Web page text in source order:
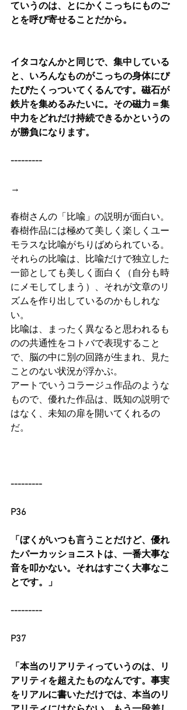
ていうのは、とにかくこっちにものご
とを呼び寄せることだから。
イタコなんかと同じで、集中している
と、いろんなものがこっちの身体にぴ
たぴたくっついてくるんです。磁石が
鉄片を集めるみたいに。その磁力＝集
中力をどれだけ持続できるかというの
が勝負になります。
---------
→
春樹さんの「比喩」の説明が面白い。
春樹作品には極めて美しく楽しくユー
モラスな比喩がちりばめられている。
それらの比喩は、比喩だけで独立した
一節としても美しく面白く（自分も時
にメモしてしまう）、それが文章のリ
ズムを作り出しているのかもしれな
い。
比喩は、まったく異なると思われるも
のの共通性をコトバで表現すること
で、脳の中に別の回路が生まれ、見た
ことのない状況が浮かぶ。
アートでいうコラージュ作品のような
もので、優れた作品は、既知の説明で
はなく、未知の扉を開いてくれるの
だ。
---------
P36
「ぼくがいつも言うことだけど、優れ
たパーカッショニストは、一番大事な
音を叩かない。それはすごく大事なこ
とです。」
---------
P37
「本当のリアリティっていうのは、リ
アリティを超えたものなんです。事実
をリアルに書いただけでは、本当のリ